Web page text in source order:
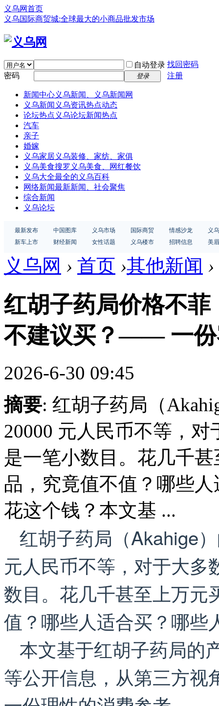
义乌网首页
义乌国际商贸城:全球最大的小商品批发市场
自动登录 找回密码
密码
登录 注册
新闻中心义乌新闻、义乌新闻网
义乌新闻 义乌资讯热点动态
论坛热点 义乌论坛新闻热点
汽车
亲子
婚嫁
义乌家居义乌装修、家纺、家俱
义乌美食搜罗义乌美食、网红餐饮
义乌大全最全的义乌百科
网络新闻最新新闻、社会聚焦
综合新闻
义乌论坛
最新发布 中国图库 义乌市场 国际商贸 情感沙龙
义
新车上市
财经新闻 女性话题 义乌楼市 招聘信息 美
义乌网 › 首页 ›其他新闻 ›
红胡子药局价格不
不建议买？—— 一份
2026-6-30 09:45
摘要: 红胡子药局（
20000 元人民币不等，
是一笔小数目。花几千
品，究竟值不值？哪些
花这个钱？本文基 ...
红胡子药局（Akahige
元人民币不等，对于大多
数目。花几千甚至上万元
值？哪些人适合买？哪些
本文基于红胡子药局的
等公开信息，从第三方视